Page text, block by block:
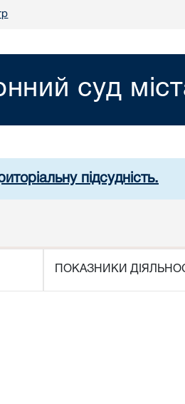
суд
підсудність.
ПОКАЗНИКИ